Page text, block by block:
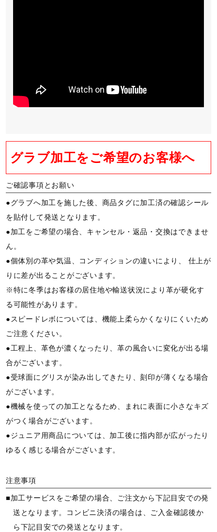
グラブ加工をご希望のお客様へ
ご確認事項とお願い
●グラブへ加工を施した後、商品タグに加工済の確認シール
を貼付して発送となります。
●加工をご希望の場合、キャンセル・返品・交換はできませ
ん。
●個体別の革や気温、コンディションの違いにより、 仕上が
りに差が出ることがございます。
※特に冬季はお客様の居住地や輸送状況により革が硬化す
る可能性があります。
●スピードレボについては、機能上柔らかくなりにくいため
ご注意ください。
●工程上、革色が濃くなったり、革の風合いに変化が出る場
合がございます。
●受球面にグリスが染み出してきたり、刻印が薄くなる場合
がございます。
●機械を使っての加工となるため、まれに表面に小さなキズ
がつく場合がございます。
●ジュニア用商品については、加工後に指内部が広がったり
ゆるく感じる場合がございます。
注意事項
■加工サービスをご希望の場合、ご注文から下記目安での発
送となります。コンビニ決済の場合は、ご入金確認後か
ら下記目安での発送となります。